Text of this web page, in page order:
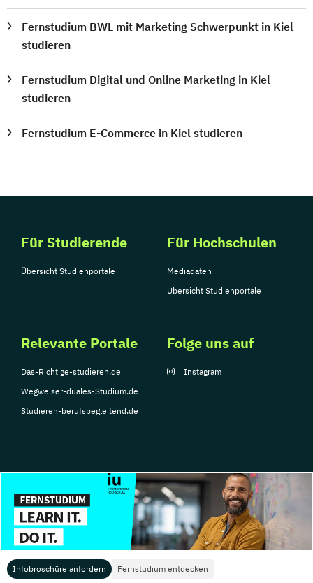
Infobroschüre anfordern Fernstudium entdecken
Fernstudium BWL mit Marketing Schwerpunkt in Kiel
studieren
Fernstudium Digital und Online Marketing in Kiel
studieren
Fernstudium E-Commerce in Kiel studieren
Für Studierende
Übersicht Studienportale
Für Hochschulen
Mediadaten
Übersicht Studienportale
Relevante Portale
Das-Richtige-studieren.de
Wegweiser-duales-Studium.de
Studieren-berufsbegleitend.de
Folge uns auf
Instagram
© Copyright 2026, TarGroup Media GmbH
Impressum
Datenschutzerklärung Nutzungsbedingungen